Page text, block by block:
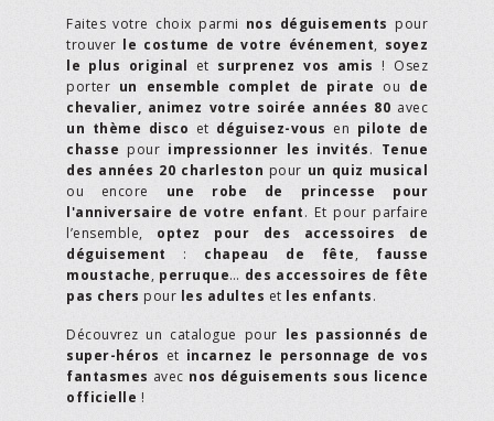
Faites votre choix parmi nos déguisements pour
trouver le costume de votre événement, soyez
le plus original et surprenez vos amis ! Osez
porter un ensemble complet de pirate ou de
chevalier, animez votre soirée années 80 avec
un thème disco et déguisez-vous en pilote de
chasse pour impressionner les invités. Tenue
des années 20 charleston pour un quiz musical
ou encore une robe de princesse pour
l'anniversaire de votre enfant. Et pour parfaire
l’ensemble, optez pour des accessoires de
déguisement : chapeau de fête, fausse
moustache, perruque… des accessoires de fête
pas chers pour les adultes et les enfants.
Découvrez un catalogue pour les passionnés de
super-héros et incarnez le personnage de vos
fantasmes avec nos déguisements sous licence
officielle !